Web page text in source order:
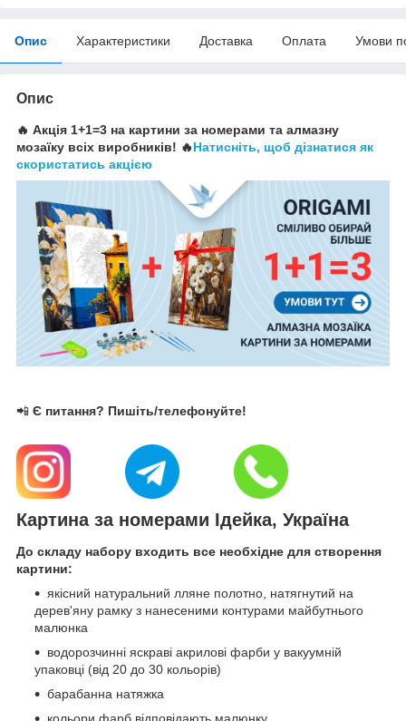
Опис Характеристики Доставка Оплата Умови
Опис
🔥 Акція 1+1=3 на картини за номерами та алмазну
мозаїку всіх виробників! 🔥Натисніть, щоб дізнатися як
скористатись акцією
📲 Є питання? Пишіть/телефонуйте!
Картина за номерами Ідейка, Україна
До складу набору входить все необхідне для створення
картини:
якісний натуральний лляне полотно, натягнутий на
дерев'яну рамку з нанесеними контурами майбутнього
малюнка
водорозчинні яскраві акрилові фарби у вакуумній
упаковці (від 20 до 30 кольорів)
барабанна натяжка